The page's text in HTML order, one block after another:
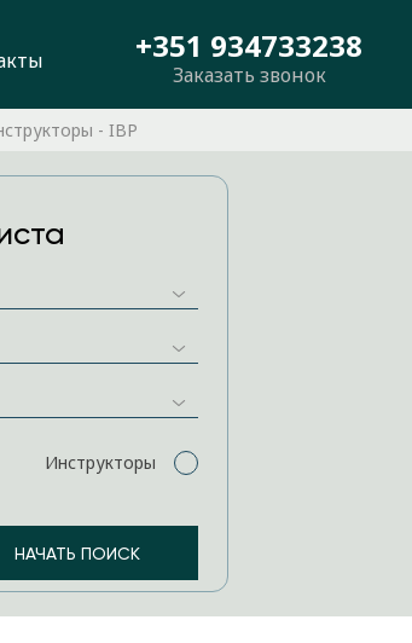
+351 934733238
Заказать звонок
- IBP
Инструкторы